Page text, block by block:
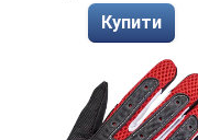
Купити